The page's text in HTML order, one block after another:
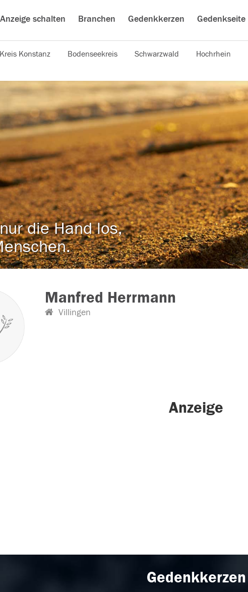
Anzeige schalten Branchen Gedenkkerzen
Kreis Konstanz Bodenseekreis Schwarzwald Hochrhein
die Hand los,
Manfred Herrmann
Villingen
Anzeige
Gedenkkerzen